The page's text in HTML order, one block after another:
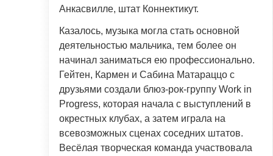
Анкасвилле, штат Коннектикут.
Казалось, музыка могла стать основной
деятельностью мальчика, тем более он
начинал заниматься ею профессионально.
Гейтен, Кармен и Сабина Матараццо с
друзьями создали блюз-рок-группу Work in
Progress, которая начала с выступлений в
окрестных клубах, а затем играла на
всевозможных сценах соседних штатов.
Весёлая творческая команда участвовала